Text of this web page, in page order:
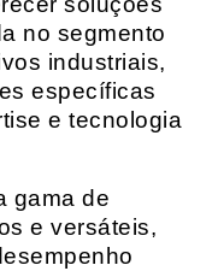
no segmento
industriais,
específicas
e tecnologia
gama de
e versáteis,